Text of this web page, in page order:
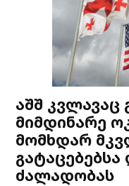
აშშ კვლავაც
მიმდინარე
მომხდარ
გატაცებებსა
ძალადობას